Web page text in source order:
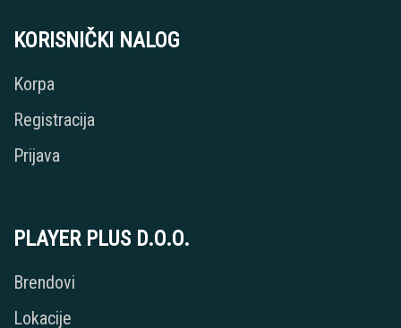
KORISNIČKI NALOG
Korpa
Registracija
Prijava
PLAYER PLUS D.O.O.
Brendovi
Lokacije